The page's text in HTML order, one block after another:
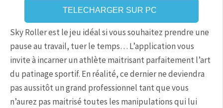
TELECHARGER SUR PC
Sky Roller est le jeu idéal si vous souhaitez prendre une
pause au travail, tuer le temps… L’application vous
invite à incarner un athlète maitrisant parfaitement l’art
du patinage sportif. En réalité, ce dernier ne deviendra
pas aussitôt un grand professionnel tant que vous
n’aurez pas maitrisé toutes les manipulations qui lui